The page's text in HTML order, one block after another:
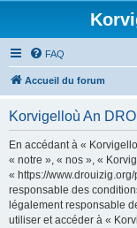
FAQ
Accueil du forum
Korvigelloù An
En accédant à «
« notre », « nos », «
« https://
responsable des
légalement responsable
utiliser et accéder à «